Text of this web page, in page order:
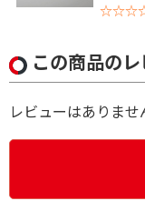
この商品の
レビューはありませ